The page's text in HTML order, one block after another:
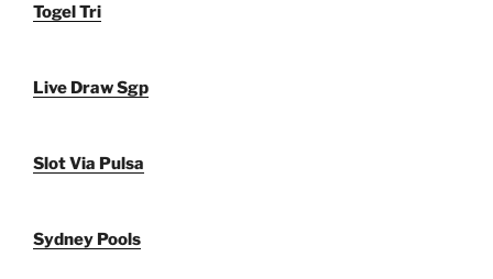
Togel Tri
Live Draw Sgp
Slot Via Pulsa
Sydney Pools